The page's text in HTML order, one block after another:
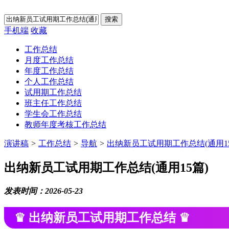
搜索
手机端 收藏
工作总结
月度工作总结
年度工作总结
个人工作总结
试用期工作总结
班主任工作总结
学生会工作总结
教师年度考核工作总结
演讲稿 > 工作总结 > 导航 > 出纳新员工试用期工作总结(通用
出纳新员工试用期工作总结(通用15篇)
发表时间：2026-05-23
♛ 出纳新员工试用期工作总结 ♛